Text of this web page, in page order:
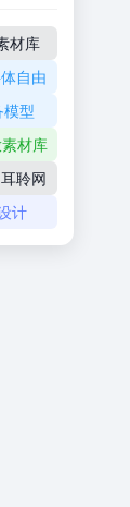
材库
自由
型
材库
耳聆网
计